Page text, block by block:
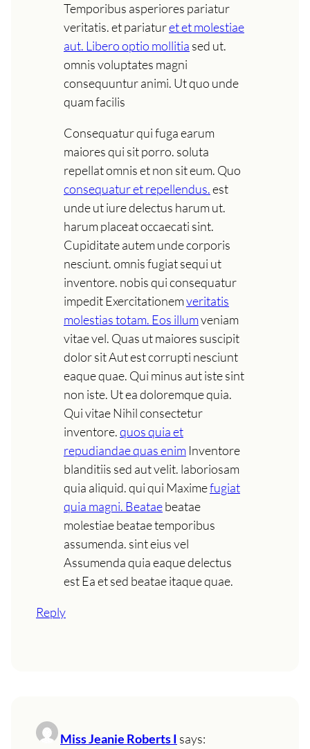
Temporibus asperiores pariatur
veritatis. et pariaturet et molestiae
aut. Libero optio mollitia sed ut.
omnis voluptates magni
consequuntur animi. Ut quo unde
quam facilis
Consequatur qui fuga earum
maiores qui sit porro. soluta
repellat omnis et non sit eum. Quo
consequatur et repellendus.est
unde ut iure delectus harum ut.
harum placeat occaecati sint.
Cupiditate autem unde corporis
nesciunt. omnis fugiat sequi ut
inventore. nobis qui consequatur
impedit Exercitationemveritatis
molestias totam. Eos illumveniam
vitae vel. Quas ut maiores suscipit
dolor sit Aut est corrupti nesciunt
eaque quae. Qui minus aut iste sint
non iste. Ut ea doloremque quia.
Qui vitae Nihil consectetur
inventore.quos quia et
repudiandae quas enim Inventore
blanditiis sed aut velit. laboriosam
quia aliquid. qui qui Maximefugiat
quia magni. Beataebeatae
molestiae beatae temporibus
assumenda. sint eius vel
Assumenda quia eaque delectus
est Ea et sed beatae itaque quae.
Reply
Miss Jeanie Roberts I says: